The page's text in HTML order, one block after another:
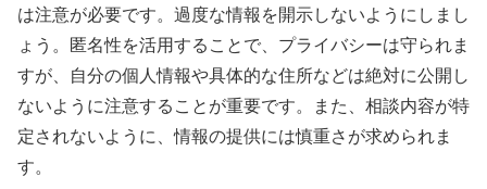
は注意が必要です。過度な情報を開示しないようにしまし
ょう。匿名性を活用することで、プライバシーは守られま
すが、自分の個人情報や具体的な住所などは絶対に公開し
ないように注意することが重要です。また、相談内容が特
定されないように、情報の提供には慎重さが求められま
す。